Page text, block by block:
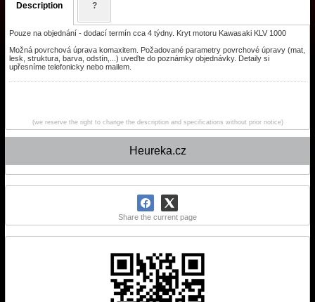
Heureka.cz
Share the current page
Description ?
Pouze na objednání - dodací termín cca 4 týdny. Kryt motoru Kawasaki KLV 1000
Možná povrchová úprava komaxitem. Požadované parametry povrchové úpravy (mat,
lesk, struktura, barva, odstín,...) uveďte do poznámky objednávky. Detaily si
upřesníme telefonicky nebo mailem.
(we reserve the right to change the description and specifications without prior notice)